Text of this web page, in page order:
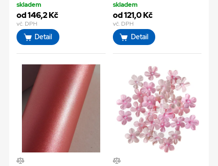
skladem
od 146,2 Kč
vč. DPH
Detail
skladem
od 121,0 Kč
vč. DPH
Detail